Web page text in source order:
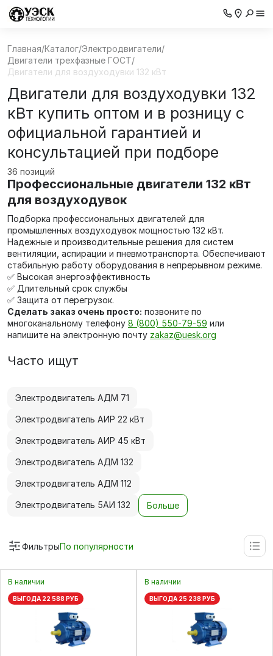
Главная/Каталог/Электродвигатели/
Двигатели трехфазные ГОСТ/
Двигатели для воздуходувки 132 кВт
Двигатели для воздуходувки 132
кВт купить оптом и в розницу с
официальной гарантией и
консультацией при подборе
36 позиций
Профессиональные двигатели 132 кВт
для воздуходувок
Подборка профессиональных двигателей для
промышленных воздуходувок мощностью 132 кВт.
Надежные и производительные решения для систем
вентиляции, аспирации и пневмотранспорта. Обеспечивают
стабильную работу оборудования в непрерывном режиме.
✅ Высокая энергоэффективность
✅ Длительный срок службы
✅ Защита от перегрузок.
Сделать заказ очень просто: позвоните по
многоканальному телефону 8 (800) 550-79-59 или
напишите на электронную почту zakaz@uesk.org
Часто ищут
Электродвигатель АДМ 71
Электродвигатель АИР 22 кВт
Электродвигатель АИР 45 кВт
Электродвигатель АДМ 132
Электродвигатель АДМ 112
Электродвигатель 5АИ 132 Больше
ФильтрыПо популярности
В наличии
ВЫГОДА 22 588 РУБ
В наличии
ВЫГОДА 25 238 РУБ